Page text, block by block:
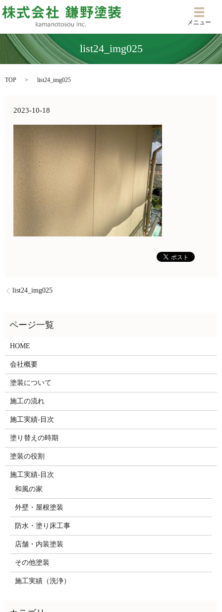
メニ
メニュー
list24_img025
TOP list24_img025
2023-10-18
list24_img025
HOME
会社概要
塗装について
施工の流れ
施工実績-目次
塗り替えの時期
塗装の役割
施工実績-目次
和風の家
外壁・屋根塗装
防水・塗り床工事
店舗・内装塗装
その他塗装
施工実績（洗浄）